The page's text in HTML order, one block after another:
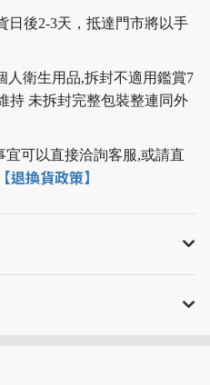
日後2-3天，抵達門市將以手
人衛生用品,拆封不適用鑑賞7
持 未拆封完整包裝整連同外
可以直接洽詢客服,或請直
【退換貨政策】